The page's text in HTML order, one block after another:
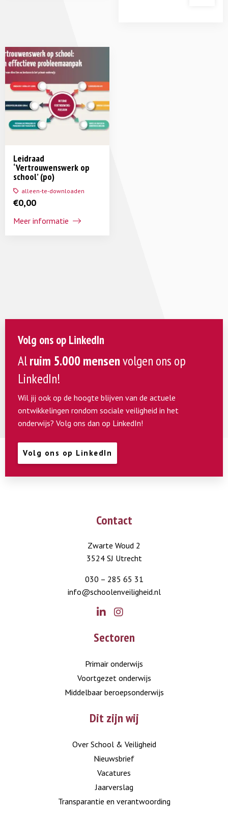
Leidraad
‘Vertrouwenswerk op
school’ (po)
alleen-te-downloaden
€0,00
Meer informatie
Volg ons op LinkedIn
Alruim 5.000 mensenvolgen ons op
LinkedIn!
Wil jij ook op de hoogte blijven van de actuele
ontwikkelingen rondom sociale veiligheid in het
onderwijs? Volg ons dan op LinkedIn!
Volg ons op LinkedIn
Contact
Zwarte Woud 2
3524 SJ Utrecht
030 – 285 65 31
info@schoolenveiligheid.nl
Sectoren
Primair onderwijs
Voortgezet onderwijs
Middelbaar beroepsonderwijs
Dit zijn wij
Over School & Veiligheid
Nieuwsbrief
Vacatures
Jaarverslag
Transparantie en verantwoording